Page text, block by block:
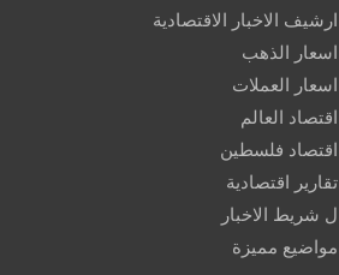
ارشيف الاخبار الاقتصادية
اسعار الذهب
اسعار العملات
اقتصاد العالم
اقتصاد فلسطين
تقارير اقتصادية
ل شريط الاخبار
مواضيع مميزة